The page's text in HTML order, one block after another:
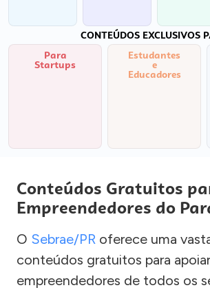
CONTEÚDOS EXCLUSIVOS
Para
Startups
Estudantes
e
Educadores
Conteúdos Gratuitos
Empreendedores do
O Sebrae/PR oferece uma
conteúdos gratuitos para apoiar
empreendedores de todos os